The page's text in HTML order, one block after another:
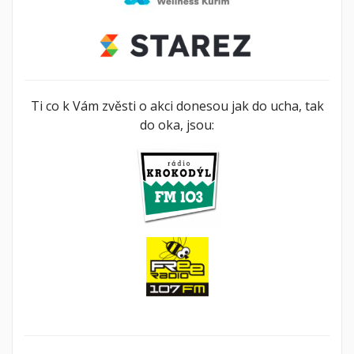
Ti co k Vám zvěsti o akci donesou jak do ucha, tak
do oka, jsou: